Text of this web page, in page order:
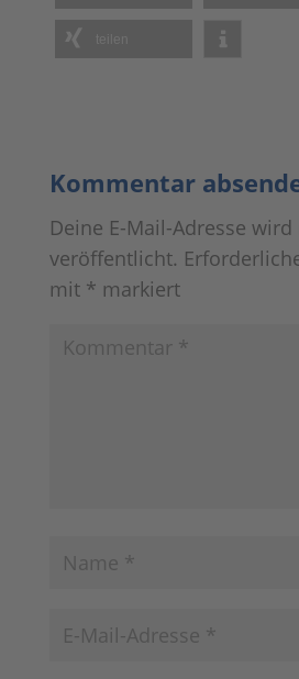
Kommentar
Deine E-Mail-Adresse
veröffentlicht.
mit * markiert